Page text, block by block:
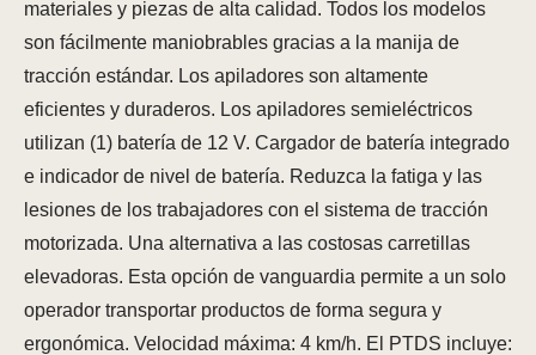
materiales y piezas de alta calidad. Todos los modelos
son fácilmente maniobrables gracias a la manija de
tracción estándar. Los apiladores son altamente
eficientes y duraderos. Los apiladores semieléctricos
utilizan (1) batería de 12 V. Cargador de batería integrado
e indicador de nivel de batería. Reduzca la fatiga y las
lesiones de los trabajadores con el sistema de tracción
motorizada. Una alternativa a las costosas carretillas
elevadoras. Esta opción de vanguardia permite a un solo
operador transportar productos de forma segura y
ergonómica. Velocidad máxima: 4 km/h. El PTDS incluye: